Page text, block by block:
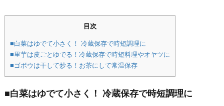
目次
■白菜はゆでて小さく！ 冷蔵保存で時短調理に
■里芋は皮ごとゆでる！冷蔵保存で時短料理やオヤツに
■ゴボウは干して炒る！お茶にして常温保存
■白菜はゆでて小さく！ 冷蔵保存で時短調理に